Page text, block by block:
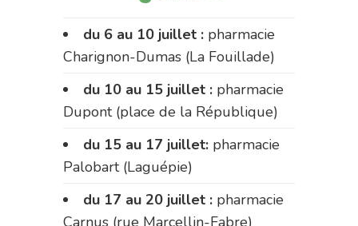
du 6 au 10 juillet : pharmacie
Charignon-Dumas (La Fouillade)
du 10 au 15 juillet : pharmacie
Dupont (place de la République)
du 15 au 17 juillet: pharmacie
Palobart (Laguépie)
du 17 au 20 juillet : pharmacie
Carnus (rue Marcellin-Fabre)